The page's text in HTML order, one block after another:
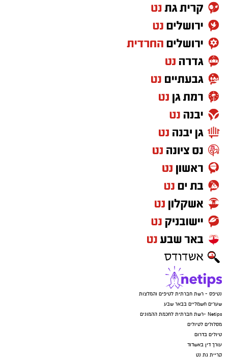
נטיפס - רשת חברתית לטיפים והמלצות
שערים חשמליים בבאר שבע
Netips -רשת חברתית לחכמת ההמונים
מסלולים לטיולים
טיולים בדרום
עורך דין באשדוד
קריית גת נט